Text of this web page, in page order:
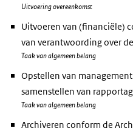
Uitvoering overeenkomst
Uitvoeren van (financiële)
van verantwoording over
Taak van algemeen belang
Opstellen van
samenstellen van
Taak van algemeen belang
Archiveren conform de